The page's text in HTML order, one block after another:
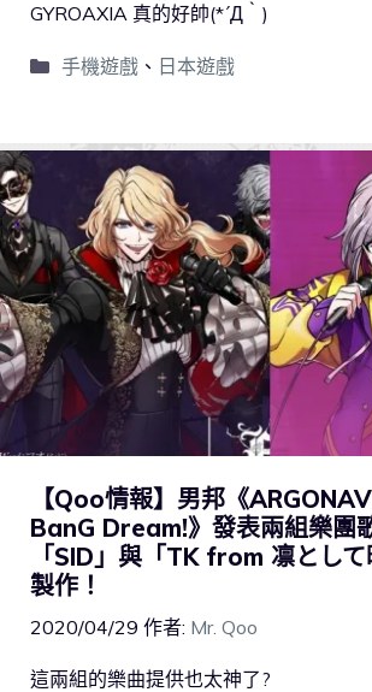
GYROAXIA 真的好帥(*´Д｀)
手機遊戲、 日本遊戲
【Qoo情報】男邦《
BanG Dream!》發表兩組樂團
「SID」與「TK from 凛とし
製作！
2020/04/29 作者: Mr. Qoo
這兩組的樂曲提供也太神了?